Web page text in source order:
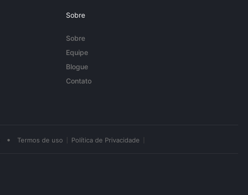
Sobre
Sobre
Equipe
Blogue
Contato
• Termos de uso Política de Privacidade